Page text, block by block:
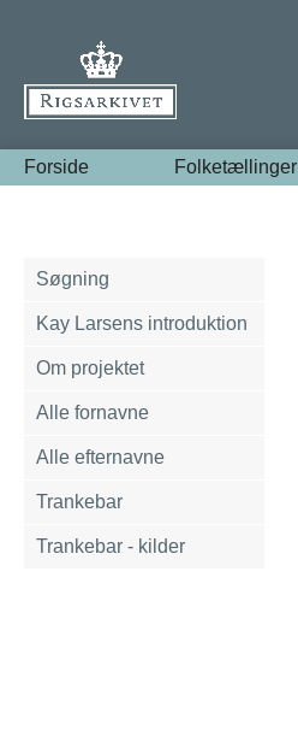
Forside Folketællinger
Søgning
Kay Larsens introduktion
Om projektet
Alle fornavne
Alle efternavne
Trankebar
Trankebar - kilder